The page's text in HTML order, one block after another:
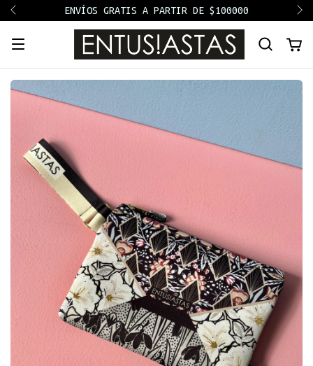
ENVÍOS GRATIS A PARTIR DE $100000